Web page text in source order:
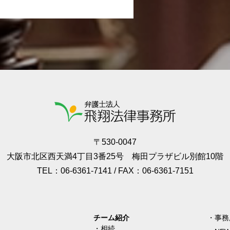
〒530-0047
大阪市北区西天満4丁目3番25号 梅田プラザビル別館10階
TEL：06-6361-7141 / FAX：06-6361-7151
事